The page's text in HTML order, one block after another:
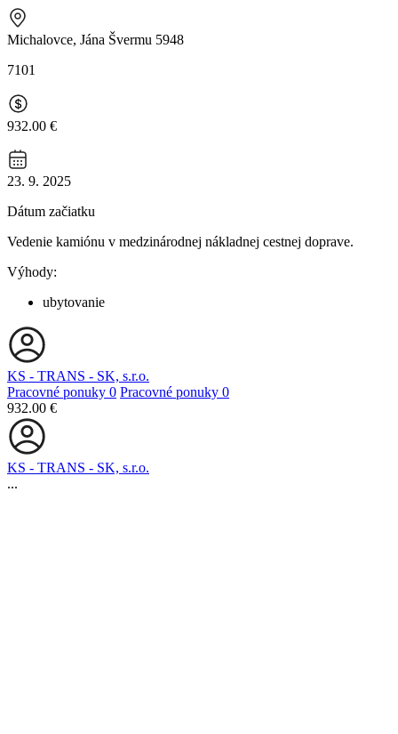
Michalovce, Jána Švermu 5948
7101
932.00 €
23. 9. 2025
Dátum začiatku
Vedenie kamiónu v medzinárodnej nákladnej cestnej doprave.
Výhody:
ubytovanie
KS - TRANS - SK, s.r.o.
Pracovné ponuky 0 Pracovné ponuky 0
932.00 €
KS - TRANS - SK, s.r.o.
...